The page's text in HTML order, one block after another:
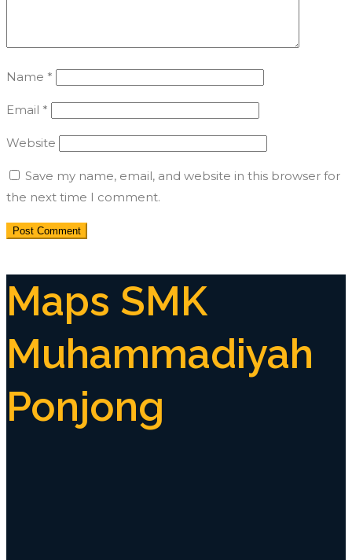
Name *
Email *
Website
Save my name, email, and website in this browser for
the next time I comment.
Maps SMK
Muhammadiyah
Ponjong